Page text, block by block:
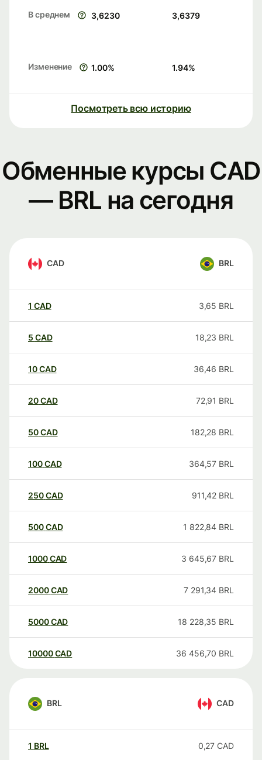
В среднем 3,6230 3,6379
Изменение 1.00% 1.94%
Посмотреть всю историю
Обменные курсы CAD
— BRL на сегодня
CAD BRL
1 CAD 3,65 BRL
5 CAD 18,23 BRL
10CAD 36,46 BRL
20CAD 72,91 BRL
50CAD 182,28 BRL
100CAD 364,57 BRL
250CAD 911,42 BRL
500CAD 1 822,84 BRL
1000CAD 3 645,67 BRL
2000CAD 7 291,34 BRL
5000CAD 18 228,35 BRL
10000 CAD 36 456,70 BRL
BRL CAD
1 BRL 0,27 CAD